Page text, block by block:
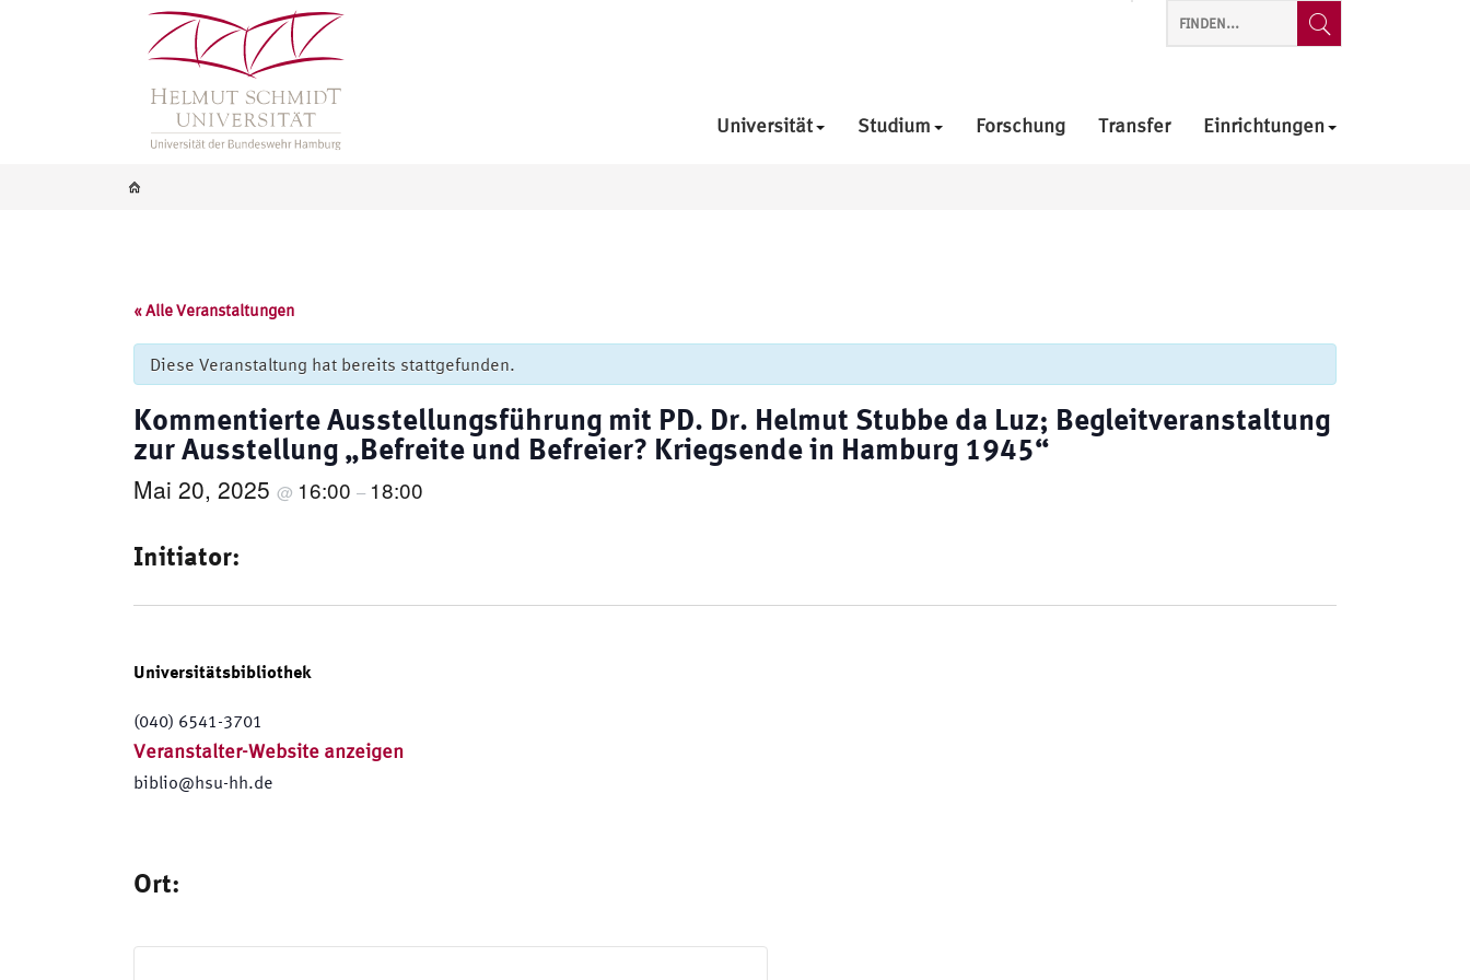
Universität Studium Forschung Transfer Einrichtungen
« Alle Veranstaltungen
Diese Veranstaltung hat bereits stattgefunden.
Kommentierte Ausstellungsführung mit PD. Dr. Helmut Stubbe da Luz; Begleitveranstaltung
zur Ausstellung „Befreite und Befreier? Kriegsende in Hamburg 1945“
Mai 20, 2025 @ 16:00 – 18:00
Initiator:
Universitätsbibliothek
(040) 6541-3701
Veranstalter-Website anzeigen
biblio@hsu-hh.de
Ort: